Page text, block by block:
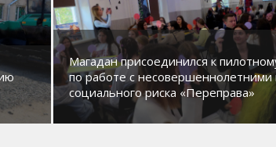
Магадан присоединился к
по работе с несовершеннолетними
социального риска «Переправа»